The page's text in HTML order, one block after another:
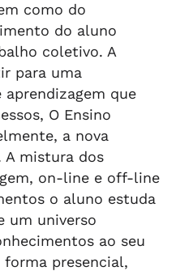
como do
do aluno
coletivo. A
para uma
que
O Ensino
a nova
A mistura dos
on-line e off-line
o aluno estuda
um universo
ao seu
presencial,